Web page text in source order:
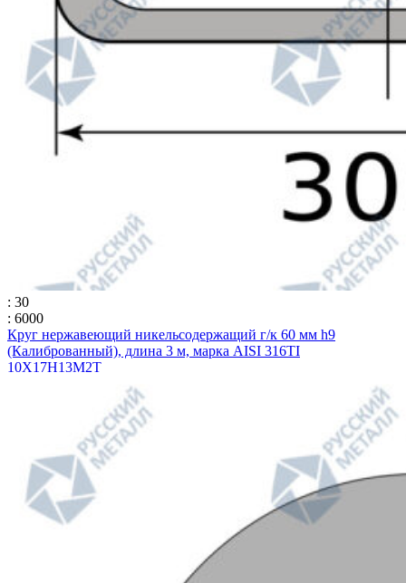
: 30
: 6000
Круг нержавеющий никельсодержащий г/к 60 мм h9
(Калиброванный), длина 3 м, марка AISI 316TI
10Х17Н13М2Т